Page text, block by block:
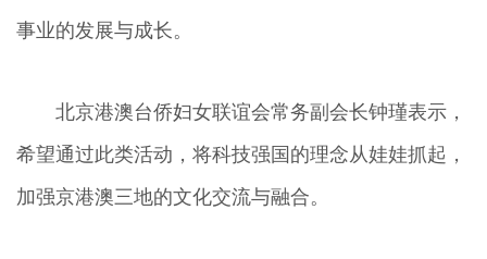
事业的发展与成长。
北京港澳台侨妇女联谊会常务副会长钟瑾表示，
希望通过此类活动，将科技强国的理念从娃娃抓起，
加强京港澳三地的文化交流与融合。